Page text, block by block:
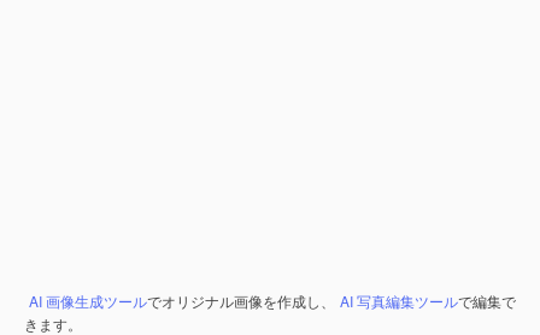
AI 画像生成ツールでオリジナル画像を作成し、 AI 写真編集ツールで編集で
きます。